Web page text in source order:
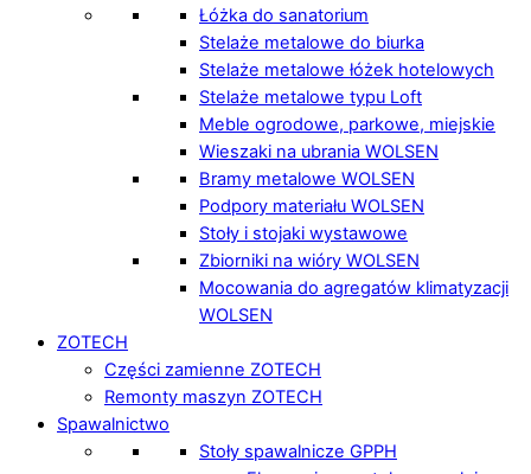
Łóżka do sanatorium
Stelaże metalowe do biurka
Stelaże metalowe łóżek hotelowych
Stelaże metalowe typu Loft
Meble ogrodowe, parkowe, miejskie
Wieszaki na ubrania WOLSEN
Bramy metalowe WOLSEN
Podpory materiału WOLSEN
Stoły i stojaki wystawowe
Zbiorniki na wióry WOLSEN
Mocowania do agregatów klimatyzacji
WOLSEN
ZOTECH
Części zamienne ZOTECH
Remonty maszyn ZOTECH
Spawalnictwo
Stoły spawalnicze GPPH